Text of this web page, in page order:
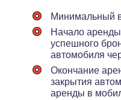
Минимальный
Начало
успешного
автомобиля
Окончание
закрытия
аренды в